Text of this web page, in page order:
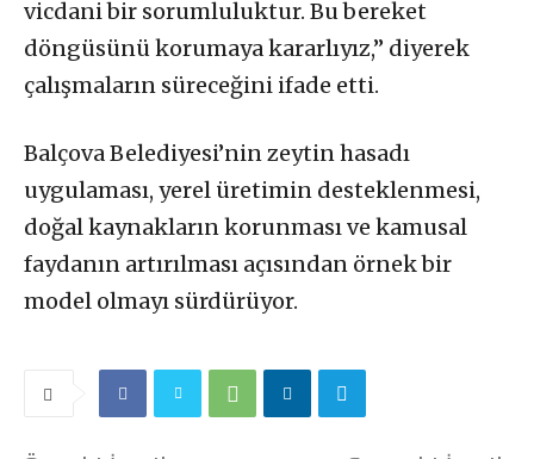
vicdani bir sorumluluktur. Bu bereket
döngüsünü korumaya kararlıyız,” diyerek
çalışmaların süreceğini ifade etti.
Balçova Belediyesi’nin zeytin hasadı
uygulaması, yerel üretimin desteklenmesi,
doğal kaynakların korunması ve kamusal
faydanın artırılması açısından örnek bir
model olmayı sürdürüyor.